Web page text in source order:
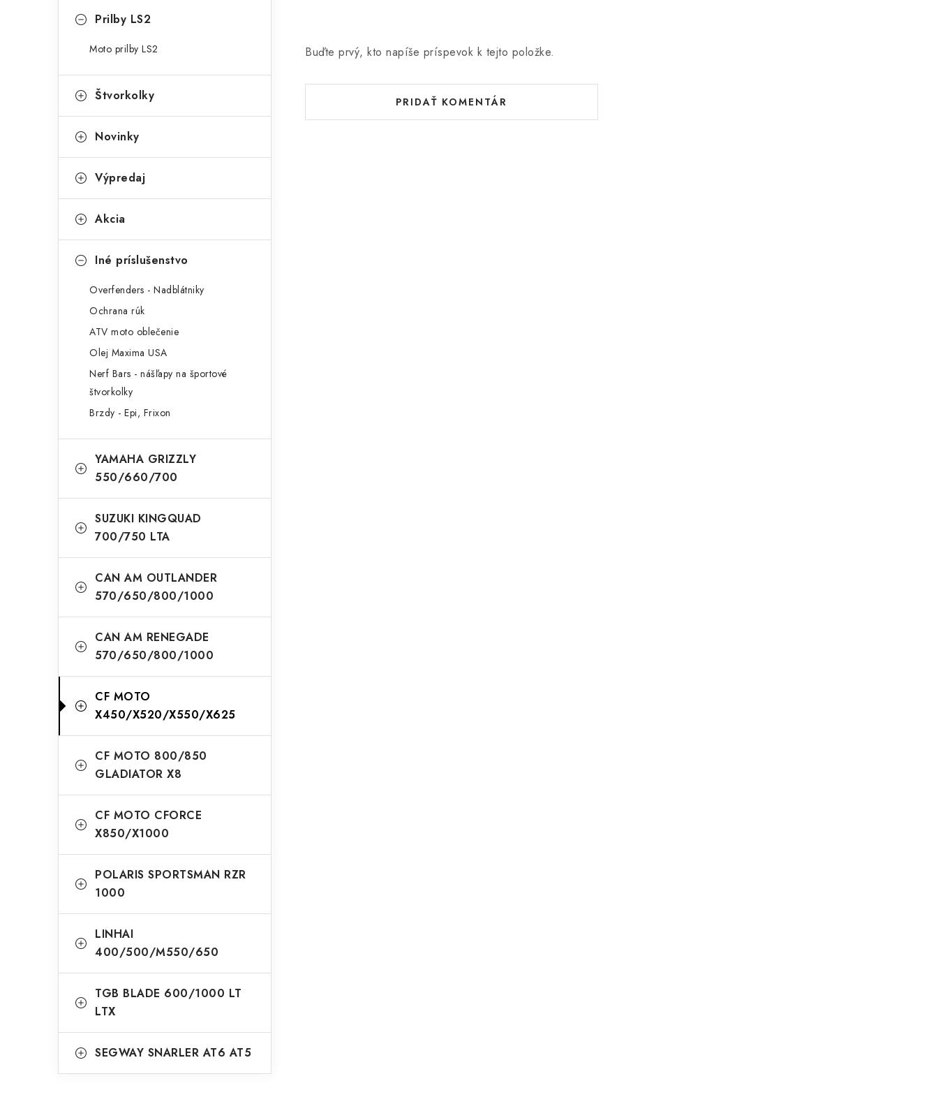
Prilby LS2
Moto prilby LS2
Štvorkolky
Novinky
Výpredaj
Akcia
Iné príslušenstvo
Overfenders - Nadblátniky
Ochrana rúk
ATV moto oblečenie
Olej Maxima USA
Nerf Bars - nášľapy na športové
štvorkolky
Brzdy - Epi, Frixon
YAMAHA GRIZZLY
550/660/700
SUZUKI KINGQUAD
700/750 LTA
CAN AM OUTLANDER
570/650/800/1000
CAN AM RENEGADE
570/650/800/1000
CF MOTO
X450/X520/X550/X625
CF MOTO 800/850
GLADIATOR X8
CF MOTO CFORCE
X850/X1000
POLARIS SPORTSMAN RZR
1000
LINHAI
400/500/M550/650
TGB BLADE 600/1000 LT
LTX
SEGWAY SNARLER AT6 AT5
Buďte prvý, kto napíše príspevok k tejto položke.
PRIDAŤ KOMENTÁR